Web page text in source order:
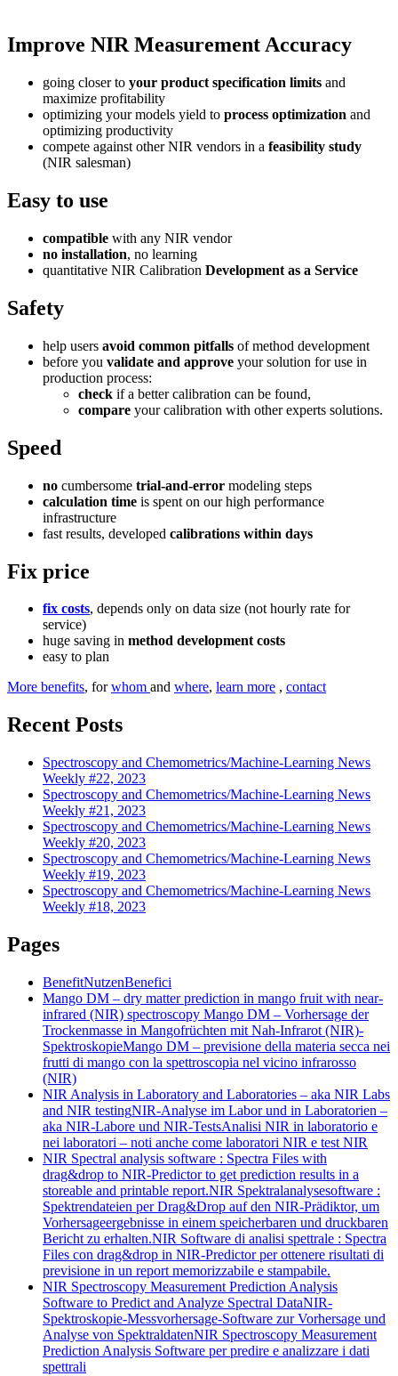
Improve NIR Measurement Accuracy
going closer to your product specification limits and
maximize profitability
optimizing your models yield to process optimization and
optimizing productivity
compete against other NIR vendors in a feasibility study
(NIR salesman)
Easy to use
compatible with any NIR vendor
no installation, no learning
quantitative NIR Calibration Development as a Service
Safety
help users avoid common pitfalls of method development
before you validate and approve your solution for use in
production process:
check if a better calibration can be found,
compare your calibration with other experts solutions.
Speed
no cumbersome trial-and-error modeling steps
calculation time is spent on our high performance
infrastructure
fast results, developed calibrations within days
Fix price
fix costs, depends only on data size (not hourly rate for
service)
huge saving in method development costs
easy to plan
More benefits, forwhom and where, learn more , contact
Recent Posts
Spectroscopy and Chemometrics/Machine-Learning News
Weekly #22, 2023
Spectroscopy and Chemometrics/Machine-Learning News
Weekly #21, 2023
Spectroscopy and Chemometrics/Machine-Learning News
Weekly #20, 2023
Spectroscopy and Chemometrics/Machine-Learning News
Weekly #19, 2023
Spectroscopy and Chemometrics/Machine-Learning News
Weekly #18, 2023
Pages
BenefitNutzenBenefici
Mango DM – dry matter prediction in mango fruit with near-
infrared (NIR) spectroscopy Mango DM – Vorhersage der
Trockenmasse in Mangofrüchten mit Nah-Infrarot (NIR)-
SpektroskopieMango DM – previsione della materia secca nei
frutti di mango con la spettroscopia nel vicino infrarosso
(NIR)
NIR Analysis in Laboratory and Laboratories – aka NIR Labs
and NIR testingNIR-Analyse im Labor und in Laboratorien –
aka NIR-Labore und NIR-TestsAnalisi NIR in laboratorio e
nei laboratori – noti anche come laboratori NIR e test NIR
NIR Spectral analysis software : Spectra Files with
drag&drop to NIR-Predictor to get prediction results in a
storeable and printable report.NIR Spektralanalysesoftware :
Spektrendateien per Drag&Drop auf den NIR-Prädiktor, um
Vorhersageergebnisse in einem speicherbaren und druckbaren
Bericht zu erhalten.NIR Software di analisi spettrale : Spectra
Files con drag&drop in NIR-Predictor per ottenere risultati di
previsione in un report memorizzabile e stampabile.
NIR Spectroscopy Measurement Prediction Analysis
Software to Predict and Analyze Spectral DataNIR-
Spektroskopie-Messvorhersage-Software zur Vorhersage und
Analyse von SpektraldatenNIR Spectroscopy Measurement
Prediction Analysis Software per predire e analizzare i dati
spettrali